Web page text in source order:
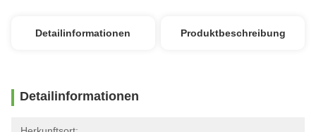
Detailinformationen Produktbeschreibung
Detailinformationen